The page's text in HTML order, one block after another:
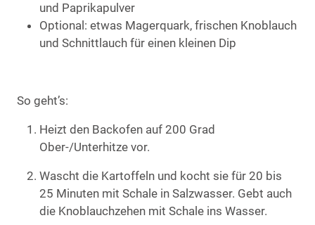
und Paprikapulver
Optional: etwas Magerquark, frischen Knoblauch
und Schnittlauch für einen kleinen Dip
So geht’s:
Heizt den Backofen auf 200 Grad
Ober-/Unterhitze vor.
Wascht die Kartoffeln und kocht sie für 20 bis
25 Minuten mit Schale in Salzwasser. Gebt auch
die Knoblauchzehen mit Schale ins Wasser.